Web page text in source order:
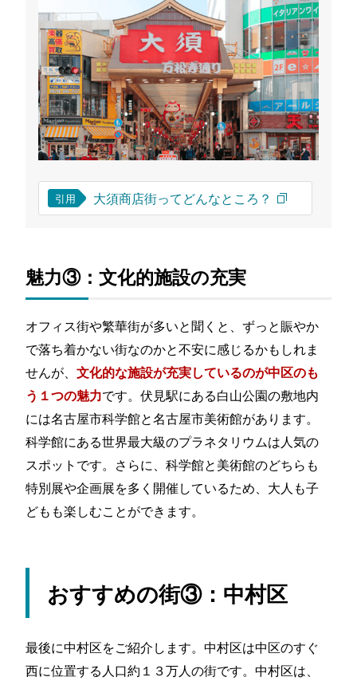
引用 大須商店街ってどんなところ？
魅力③：文化的施設の充実
オフィス街や繁華街が多いと聞くと、ずっと賑やか
で落ち着かない街なのかと不安に感じるかもしれま
せんが、文化的な施設が充実しているのが中区のも
う１つの魅力です。伏見駅にある白山公園の敷地内
には名古屋市科学館と名古屋市美術館があります。
科学館にある世界最大級のプラネタリウムは人気の
スポットです。さらに、科学館と美術館のどちらも
特別展や企画展を多く開催しているため、大人も子
どもも楽しむことができます。
おすすめの街③：中村区
最後に中村区をご紹介します。中村区は中区のすぐ
西に位置する人口約１３万人の街です。中村区は、